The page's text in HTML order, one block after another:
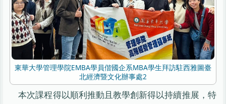
東華大學管理學院EMBA學員偕國企系MBA學生拜訪駐西雅圖臺
北經濟暨文化辦事處2
本次課程得以順利推動且教學創新得以持續推展，特